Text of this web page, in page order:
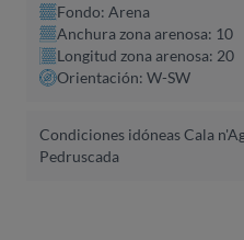
Fondo: Arena
Anchura zona arenosa: 10
Longitud zona arenosa: 20
Orientación: W-SW
Condiciones idóneas Cala
Pedruscada